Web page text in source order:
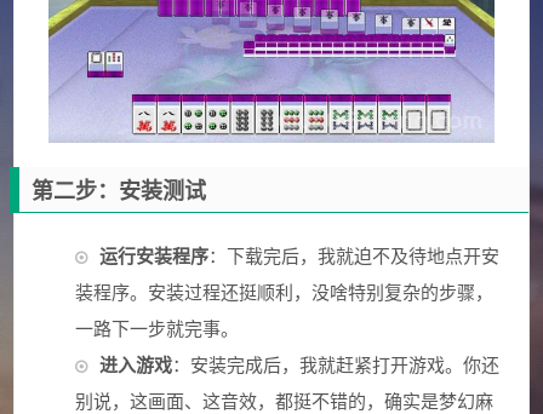
第二步：安装测试
运行安装程序：下载完后，我就迫不及待地点开安
装程序。安装过程还挺顺利，没啥特别复杂的步骤，
一路下一步就完事。
进入游戏：安装完成后，我就赶紧打开游戏。你还
别说，这画面、这音效，都挺不错的，确实是梦幻麻